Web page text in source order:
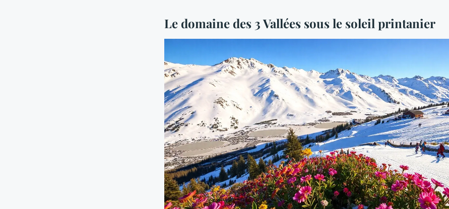
Le domaine des 3 Vallées sous le soleil printanier